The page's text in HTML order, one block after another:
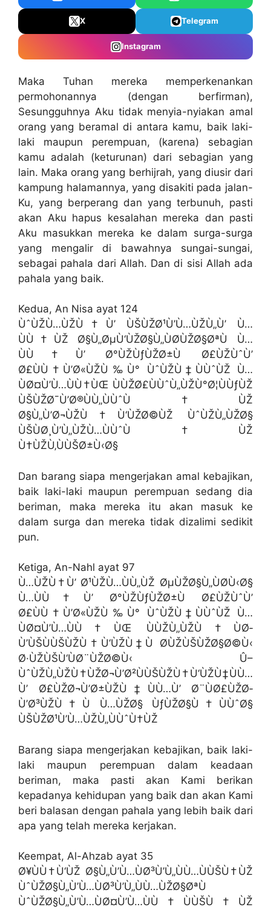
X Telegram
Instagram
Maka Tuhan mereka memperkenankan
permohonannya (dengan berfirman),
Sesungguhnya Aku tidak menyia-nyiakan amal
orang yang beramal di antara kamu, baik laki-
laki maupun perempuan, (karena) sebagian
kamu adalah (keturunan) dari sebagian yang
lain. Maka orang yang berhijrah, yang diusir dari
kampung halamannya, yang disakiti pada jalan-
Ku, yang berperang dan yang terbunuh, pasti
akan Aku hapus kesalahan mereka dan pasti
Aku masukkan mereka ke dalam surga-surga
yang mengalir di bawahnya sungai-sungai,
sebagai pahala dari Allah. Dan di sisi Allah ada
pahala yang baik.
Kedua, An Nisa ayat 124
ÙˆÙŽÙ…ÙŽÙ†Ù’ ÙŠÙŽØ¹Ù’Ù…ÙŽÙ„Ù’ Ù…
ÙÙ†ÙŽ Ø§Ù„ØµÙ‘ÙŽØ§Ù„ÙØ­ÙŽØ§ØªÙ Ù…
ÙÙ†Ù’ Ø°ÙŽÙƒÙŽØ±Ù Ø£ÙŽÙˆÙ’
Ø£ÙÙ†Ù’Ø«ÙŽÙ‰Ù° ÙˆÙŽÙ‡ÙÙˆÙŽ Ù…
ÙØ¤Ù’Ù…ÙÙ†ÙŒ ÙÙŽØ£ÙÙˆÙ„ÙŽÙ°Ø¦ÙÙƒÙŽ
ÙŠÙŽØ¯Ù’Ø®ÙÙ„ÙÙˆÙ†ÙŽ
Ø§Ù„Ù’Ø¬ÙŽÙ†Ù‘ÙŽØ©ÙŽ ÙˆÙŽÙ„ÙŽØ§
ÙŠÙØ¸Ù’Ù„ÙŽÙ…ÙÙˆÙ†ÙŽ
Ù†ÙŽÙ‚ÙÙŠØ±Ù‹Ø§
Dan barang siapa mengerjakan amal kebajikan,
baik laki-laki maupun perempuan sedang dia
beriman, maka mereka itu akan masuk ke
dalam surga dan mereka tidak dizalimi sedikit
pun.
Ketiga, An-Nahl ayat 97
Ù…ÙŽÙ†Ù’ Ø¹ÙŽÙ…ÙÙ„ÙŽ ØµÙŽØ§Ù„ÙØ­Ù‹Ø§
Ù…ÙÙ†Ù’ Ø°ÙŽÙƒÙŽØ±Ù Ø£ÙŽÙˆÙ’
Ø£ÙÙ†Ù’Ø«ÙŽÙ‰Ù° ÙˆÙŽÙ‡ÙÙˆÙŽ Ù…
ÙØ¤Ù’Ù…ÙÙ†ÙŒ ÙÙŽÙ„ÙŽÙ†ÙØ­
Ù’ÙŠÙÙŠÙŽÙ†Ù‘ÙŽÙ‡Ù Ø­ÙŽÙŠÙŽØ§Ø©Ù‹
Ø·ÙŽÙŠÙ‘ÙØ¨ÙŽØ©Ù‹ Û–
ÙˆÙŽÙ„ÙŽÙ†ÙŽØ¬Ù’Ø²ÙÙŠÙŽÙ†Ù‘ÙŽÙ‡ÙÙ…
Ù’ Ø£ÙŽØ¬Ù’Ø±ÙŽÙ‡ÙÙ…Ù’ Ø¨ÙØ£ÙŽØ­
Ù’Ø³ÙŽÙ†Ù Ù…ÙŽØ§ ÙƒÙŽØ§Ù†ÙÙˆØ§
ÙŠÙŽØ¹Ù’Ù…ÙŽÙ„ÙÙˆÙ†ÙŽ
Barang siapa mengerjakan kebajikan, baik laki-
laki maupun perempuan dalam keadaan
beriman, maka pasti akan Kami berikan
kepadanya kehidupan yang baik dan akan Kami
beri balasan dengan pahala yang lebih baik dari
apa yang telah mereka kerjakan.
Keempat, Al-Ahzab ayat 35
Ø¥ÙÙ†Ù‘ÙŽ Ø§Ù„Ù’Ù…ÙØ³Ù’Ù„ÙÙ…ÙÙŠÙ†ÙŽ
ÙˆÙŽØ§Ù„Ù’Ù…ÙØ³Ù’Ù„ÙÙ…ÙŽØ§ØªÙ
ÙˆÙŽØ§Ù„Ù’Ù…ÙØ¤Ù’Ù…ÙÙ†ÙÙŠÙ†ÙŽ